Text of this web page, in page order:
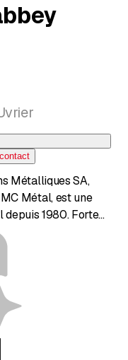
Métalliques SA,
Métal, est une
1980. Forte
propose des
et de
fenêtres et
et inox aux
d'un parc de
d'usinage CNC,
les projets de